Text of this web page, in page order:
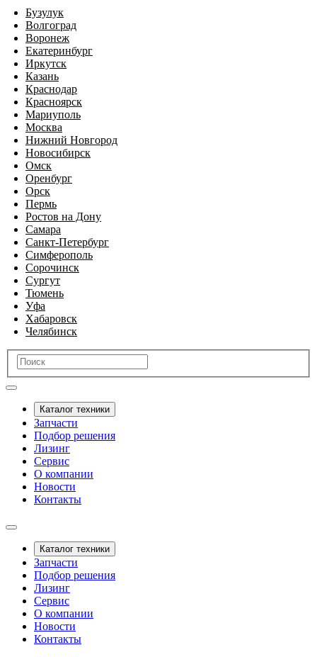
Бузулук
Волгоград
Воронеж
Екатеринбург
Иркутск
Казань
Краснодар
Красноярск
Мариуполь
Москва
Нижний Новгород
Новосибирск
Омск
Оренбург
Орск
Пермь
Ростов на Дону
Самара
Санкт-Петербург
Симферополь
Сорочинск
Сургут
Тюмень
Уфа
Хабаровск
Челябинск
Каталог техники
Запчасти
Подбор решения
Лизинг
Сервис
О компании
Новости
Контакты
Каталог техники
Запчасти
Подбор решения
Лизинг
Сервис
О компании
Новости
Контакты